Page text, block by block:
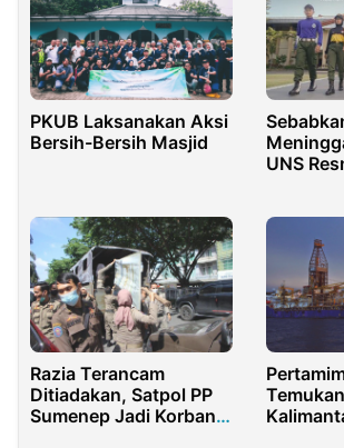
PKUB Laksanakan Aksi
Bersih-Bersih Masjid
UNS
Razia Terancam
Ditiadakan, Satpol PP
Sumenep Jadi Korban